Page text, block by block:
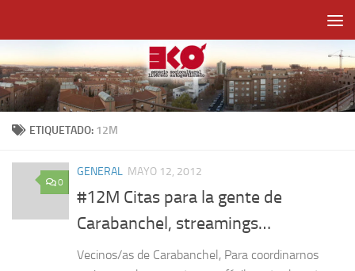
ETIQUETADO: 12M
0
GENERAL MAYO 12, 2012
#12M Citas para la gente de
Carabanchel, streamings…
Vecinos/as de Carabanchel, Para coordinarnos